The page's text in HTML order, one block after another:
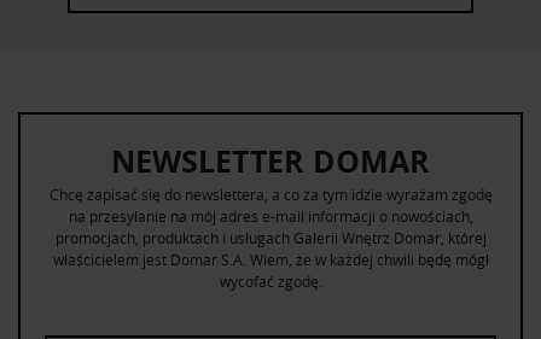
NEWSLETTER DOMAR
Chcę zapisać się do newslettera, a co za tym idzie wyrażam zgodę
na przesyłanie na mój adres e-mail informacji o nowościach,
promocjach, produktach i usługach Galerii Wnętrz Domar, której
właścicielem jest Domar S.A. Wiem, że w każdej chwili będę mógł
wycofać zgodę.